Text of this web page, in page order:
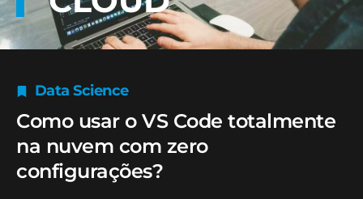
Data Science
Como usar o VS Code totalmente
na nuvem com zero
configurações?